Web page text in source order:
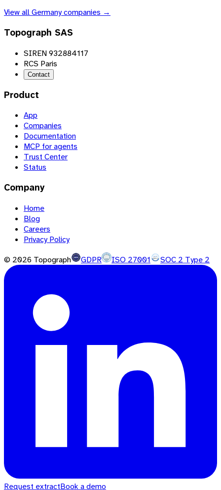
View allGermanycompanies →
Topograph SAS
SIREN 932884117
RCS Paris
Contact
Product
App
Companies
Documentation
MCP for agents
Trust Center
Status
Company
Home
Blog
Careers
Privacy Policy
© 2026 Topograph GDPR ISO 27001 SOC 2 Type 2
Request extractBook a demo